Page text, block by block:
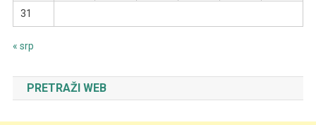
31
« srp
PRETRAŽI WEB